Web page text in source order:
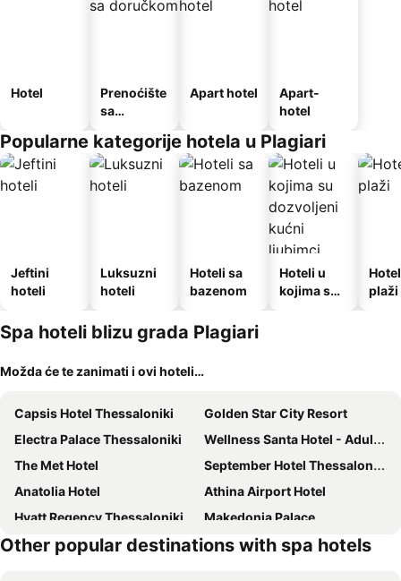
Hotel
Prenoćište
sa
Apart hotel
Apart-
hotel
Popularne kategorije hotela u Plagiari
Jeftini
hoteli
Luksuzni
hoteli
Hoteli sa
bazenom
Hoteli u
kojima su
plaži
Spa hoteli blizu grada Plagiari
Možda će te zanimati i ovi hoteli…
Capsis Hotel Thessaloniki
Golden Star City Resort
Electra Palace Thessaloniki
Wellness Santa Hotel - Adults Only
The Met Hotel
September Hotel Thessaloniki
Anatolia Hotel
Athina Airport Hotel
Hyatt Regency Thessaloniki
Makedonia Palace
COLORS Urban Hotel Thessaloniki
Vanoro Hotel
Other popular destinations with spa hotels